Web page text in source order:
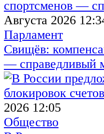
Августа 2026
Парламент
Свищёв:
— справедливый
2026 12:05
Общество